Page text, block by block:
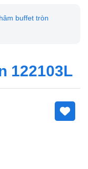
buffet tròn
122103L